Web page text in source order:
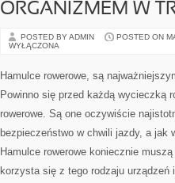
ORGANIZMEM W
POSTED BY ADMIN POSTED ON
WYŁĄCZONA
Hamulce rowerowe, są
Powinno się przed każdą wycieczką
rowerowe. Są one oczywiście
bezpieczeństwo w chwili jazdy, a jak
Hamulce rowerowe koniecznie
korzysta się z tego rodzaju urządzeń